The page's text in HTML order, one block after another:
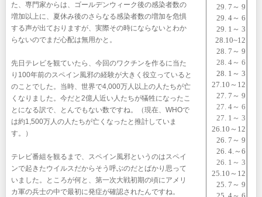
29. 7～ 9
29. 4～ 6
29. 1～ 3
28.10~12
28. 7～ 9
28. 4～ 6
28. 1～ 3
27.10 ～ 12
27. 7～ 9
27. 4～ 6
27. 1～ 3
26.10～12
26. 7～ 9
26. 4.～6
26. 1～ 3
25.10～12
25. 7～ 9
た、専門家からは、ゴールデンウィーク後の感染者数の
増加以上に、夏休み後のさらなる感染者数の増加を危惧
する声が出ておりますが、実際その時にならないとわか
らないのでまだ心配は無用かと。
先日テレビを観ていたら、今回のワクチンを作るに当た
り100年前のスペイン風邪の経験が大きく役立っていると
のことでした。当時、世界で4,000万人以上の人たちが亡
くなりました。今だと2億人近い人たちが犠牲になったこ
とになる訳で、とんでもない数ですね。（現在、WHOで
は約1,500万人の人たちが亡くなったと推計していま
す。）
テレビ番組を観るまで、スペイン風邪というのはスペイ
ンで起きたウイルスだからそう呼ぶのだとばかり思って
いました。ところが何と、第一次大戦初期の頃にアメリ
カ軍の兵士の中で最初に発症が確認されたんですね。